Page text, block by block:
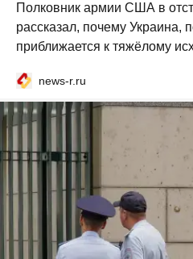
Полковник армии США в
рассказал, почему Украина,
приближается к тяжёлому
news-r.ru